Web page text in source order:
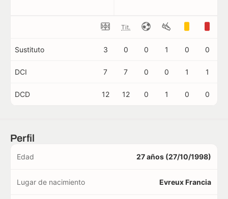
Tit.
Sustituto 3 0 0 1 0 0
DCI 7 7 0 0 1 1
DCD 12 12 0 1 0 0
Perfil
Edad 27 años (27/10/1998)
Lugar de nacimiento Evreux Francia